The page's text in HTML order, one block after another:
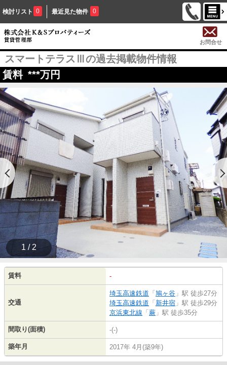
検討リスト 0 最近見た物件 0
お問合せ
スマートテラスⅢの過去掲載物件情報
賃料 ***万円
1 / 2
賃料 -
交通
埼玉高速鉄道 「 鳩ヶ谷 」駅 徒歩27分
埼玉高速鉄道 「 新井宿 」駅 徒歩29分
京浜東北線 「 蕨 」駅 徒歩35分
間取り(面積) -(-)
築年月 2017年 4月(築9年)